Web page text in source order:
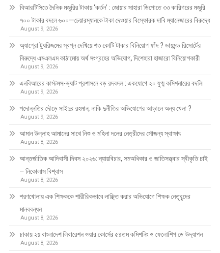
বিআরটিসিতে দৈনিক মজুরির টাকায় ‘কর্তন’ : জোয়ার সাহারা ডিপোতে ৩৩ কারিগরের মজুরি
৭০০ টাকার বদলে ৬০০—চেয়ারম্যানকে টাকা দেওয়ার বিস্ফোরক দাবি ম্যানেজারের বিরুদ্ধে
August 9, 2026
অ্যাগ্রো ট্যুরিজমের স্বপ্ন দেখিয়ে শত কোটি টাকার বিনিয়োগ ফাঁদ ? ডায়মন্ড রিসোর্টের
বিরুদ্ধে এমএলএম কাঠামোয় অর্থ সংগ্রহের অভিযোগ, দিশেহারা হাজারো বিনিয়োগকারী
August 9, 2026
এনবিআরের কাস্টমস-ভ্যাট প্রশাসনে বড় রদবদল : একযোগে ২০ যুগ্ম কমিশনারের বদলি
August 9, 2026
পদোন্নতির দৌড়ে সাইদুর রহমান, নাকি দুর্নীতির অভিযোগের আড়ালে অন্য খেলা ?
August 9, 2026
আমান উল্লাহ আমানের সাথে নিশু ও মহিলা দলের নেত্রীদের সৌজন্য স্বাক্ষাৎ
August 8, 2026
আন্তর্জাতিক আদিবাসী দিবস ২০২৬: ন্যায়বিচার, সমঅধিকার ও জাতিসত্ত্বার স্বীকৃতি চাই
– নিকোলাস বিশ্বাস
August 8, 2026
শরণখোলায় এক শিক্ষককে শারীরিকভাবে লাঞ্ছিত করার অভিযোগে শিক্ষক নেতৃবৃন্দের
মানববন্ধন
August 8, 2026
ঢাকায় ২য় বাংলাদেশ লিবারেশন ওয়ার কোর্সের ৫৪তম কমিশনিং ও ফেলোশিপ ডে উদ্‌যাপন
August 8, 2026